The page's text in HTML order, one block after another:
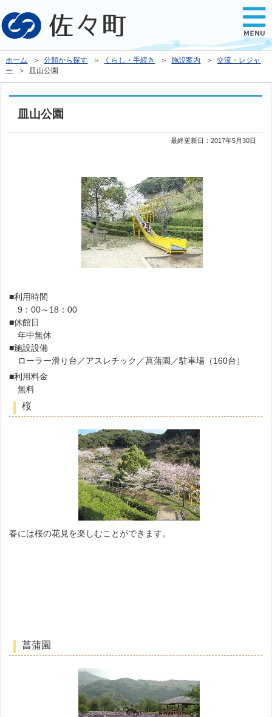
ホーム ＞分類から探す ＞ くらし・手続き ＞施設案内 ＞交流・レジャ
ー
＞ 皿山公園
皿山公園
最終更新日：2017年5月30日
■利用時間
9：00～18：00
■休館日
年中無休
■施設設備
ローラー滑り台／アスレチック／菖蒲園／駐車場（160台）
■利用料金
無料
桜
春には桜の花見を楽しむことができます。
菖蒲園